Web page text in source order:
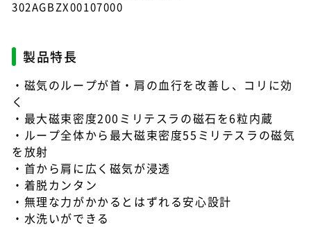
302AGBZX00107000
製品特長
・磁気のループが首・肩の血行を改善し、コリに効
く
・最大磁束密度200ミリテスラの磁石を6粒内蔵
・ループ全体から最大磁束密度55ミリテスラの磁気
を放射
・首から肩に広く磁気が浸透
・着脱カンタン
・無理な力がかかるとはずれる安心設計
・水洗いができる